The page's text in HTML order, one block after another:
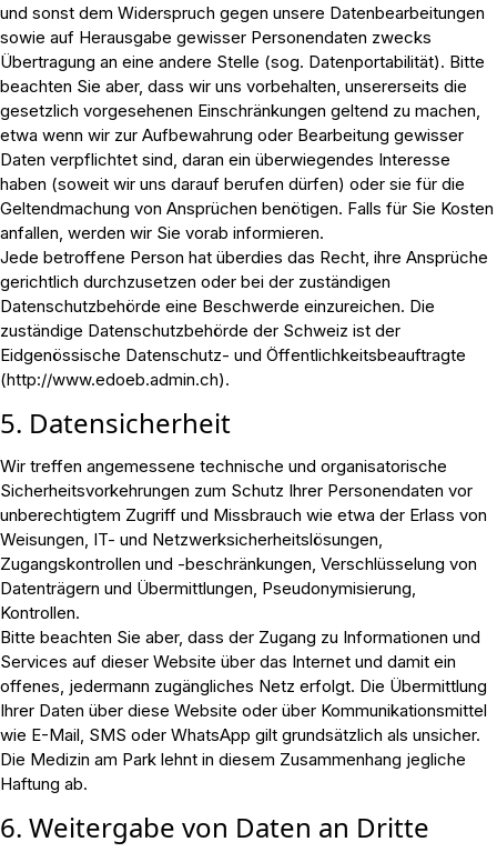
und sonst dem Widerspruch gegen unsere Datenbearbeitungen
sowie auf Herausgabe gewisser Personendaten zwecks
Übertragung an eine andere Stelle (sog. Datenportabilität). Bitte
beachten Sie aber, dass wir uns vorbehalten, unsererseits die
gesetzlich vorgesehenen Einschränkungen geltend zu machen,
etwa wenn wir zur Aufbewahrung oder Bearbeitung gewisser
Daten verpflichtet sind, daran ein überwiegendes Interesse
haben (soweit wir uns darauf berufen dürfen) oder sie für die
Geltendmachung von Ansprüchen benötigen. Falls für Sie Kosten
anfallen, werden wir Sie vorab informieren.
Jede betroffene Person hat überdies das Recht, ihre Ansprüche
gerichtlich durchzusetzen oder bei der zuständigen
Datenschutzbehörde eine Beschwerde einzureichen. Die
zuständige Datenschutzbehörde der Schweiz ist der
Eidgenössische Datenschutz- und Öffentlichkeitsbeauftragte
(http://www.edoeb.admin.ch).
5. Datensicherheit
Wir treffen angemessene technische und organisatorische
Sicherheitsvorkehrungen zum Schutz Ihrer Personendaten vor
unberechtigtem Zugriff und Missbrauch wie etwa der Erlass von
Weisungen, IT- und Netzwerksicherheitslösungen,
Zugangskontrollen und -beschränkungen, Verschlüsselung von
Datenträgern und Übermittlungen, Pseudonymisierung,
Kontrollen.
Bitte beachten Sie aber, dass der Zugang zu Informationen und
Services auf dieser Website über das Internet und damit ein
offenes, jedermann zugängliches Netz erfolgt. Die Übermittlung
Ihrer Daten über diese Website oder über Kommunikationsmittel
wie E-Mail, SMS oder WhatsApp gilt grundsätzlich als unsicher.
Die Medizin am Park lehnt in diesem Zusammenhang jegliche
Haftung ab.
6. Weitergabe von Daten an Dritte